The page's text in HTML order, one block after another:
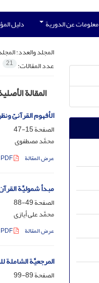
معلومات عن الدورية دليل
المجلد والعدد:المجلد 5، العدد 13، ديسمبر
عدد المقالات: 21
المقالة
الأفهوم القرآنیّ
الصفحة15-47
محمَّد مصطفوی
عرض المقالة PDF
مبدأ شمولیَّة
الصفحة49-88
محمَّد علی أیازی
عرض المقالة PDF
المرجعیَّة الشاملة
الصفحة89-99